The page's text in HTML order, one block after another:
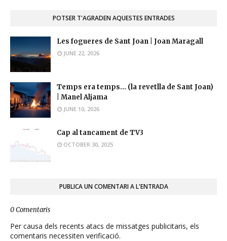
POTSER T'AGRADEN AQUESTES ENTRADES
Les fogueres de Sant Joan | Joan Maragall
JUNE 22, 2026
Temps era temps... (la revetlla de Sant Joan)
| Manel Aljama
JUNE 10, 2026
Cap al tancament de TV3
OCTOBER 30, 2025
PUBLICA UN COMENTARI A L'ENTRADA
0 Comentaris
Per causa dels recents atacs de missatges publicitaris, els
comentaris necessiten verificació.